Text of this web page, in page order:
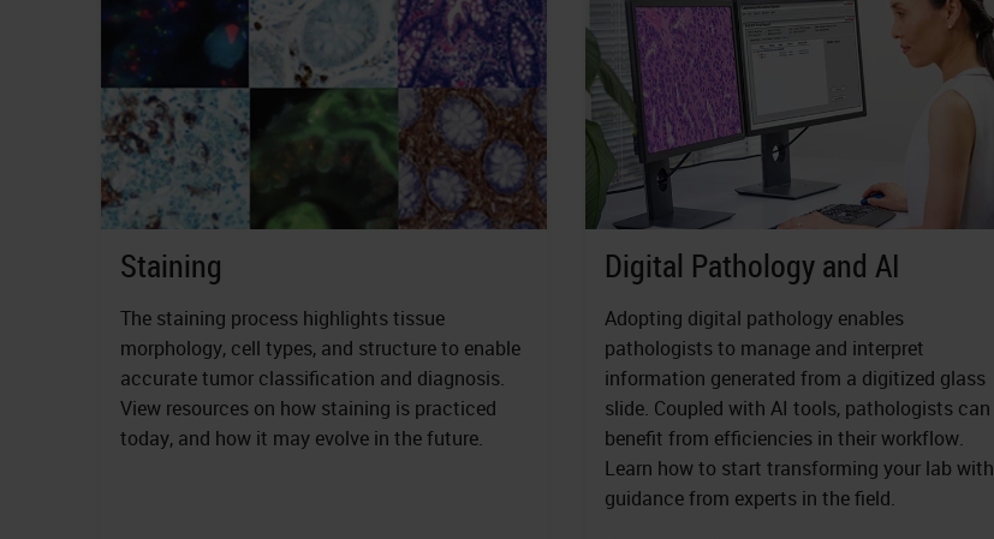
Staining
The staining process highlights tissue
morphology, cell types, and structure to enable
accurate tumor classification and diagnosis.
View resources on how staining is practiced
today, and how it may evolve in the future.
Digital Pathology and AI
Adopting digital pathology enables
pathologists to manage and interpret
information generated from a digitized glass
slide. Coupled with AI tools, pathologists can
benefit from efficiencies in their workflow.
Learn how to start transforming your lab with
guidance from experts in the field.